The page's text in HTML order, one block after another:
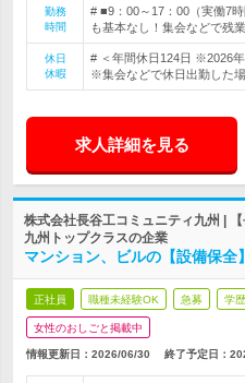
勤務
時間
# ■9：00～17：00（実働7
も基本なし！集会などで残
休日
休暇
# ＜年間休日124日 ※2026年
※集会などで休日出勤した
求人詳細を見る
株式会社長谷工コミュニティ九州 |
九州トップクラスの企業
マンション、ビルの【設備保
正社員 職種未経験OK 急募 学
女性のおしごと掲載中
情報更新日：2026/06/30 終了予定日：